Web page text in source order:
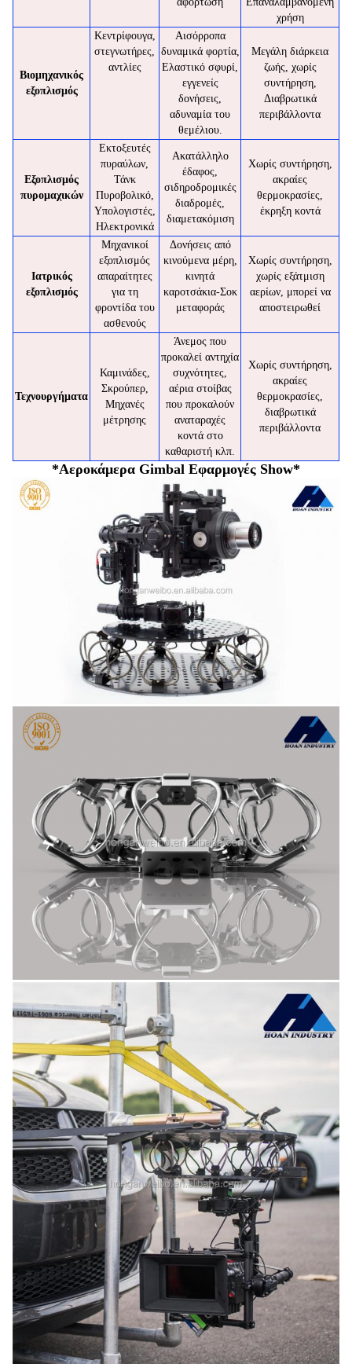
χρήση
Βιομηχανικός
εξοπλισμός
Κεντρίφουγα,
στεγνωτήρες,
αντλίες
Αισόρροπα
δυναμικά φορτία,
Ελαστικό σφυρί,
εγγενείς
δονήσεις,
αδυναμία του
θεμέλιου.
Μεγάλη διάρκεια
ζωής, χωρίς
συντήρηση,
Διαβρωτικά
περιβάλλοντα
Εξοπλισμός
πυρομαχικών
Εκτοξευτές
πυραύλων,
Τάνκ
Πυροβολικό,
Υπολογιστές,
Ηλεκτρονικά
Ακατάλληλο
έδαφος,
σιδηροδρομικές
διαδρομές,
διαμετακόμιση
Χωρίς συντήρηση,
ακραίες
θερμοκρασίες,
έκρηξη κοντά
Ιατρικός
εξοπλισμός
Μηχανικοί
εξοπλισμός
απαραίτητες
για τη
φροντίδα του
ασθενούς
Δονήσεις από
κινούμενα μέρη,
κινητά
καροτσάκια-Σοκ
μεταφοράς
Χωρίς συντήρηση,
χωρίς εξάτμιση
αερίων, μπορεί να
αποστειρωθεί
Τεχνουργήματα
Καμινάδες,
Σκρούπερ,
Μηχανές
μέτρησης
Άνεμος που
προκαλεί αντηχία
συχνότητες,
αέρια στοίβας
που προκαλούν
αναταραχές
κοντά στο
καθαριστή κλπ.
Χωρίς συντήρηση,
ακραίες
θερμοκρασίες,
διαβρωτικά
περιβάλλοντα
*Αεροκάμερα Gimbal Εφαρμογές Show*